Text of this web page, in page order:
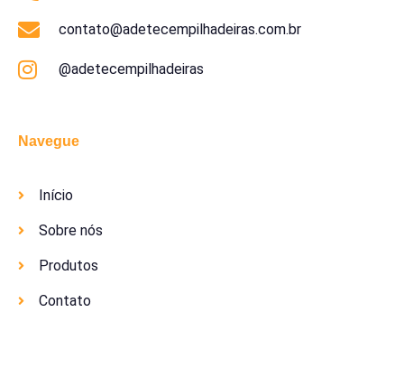
Navegue
Início
Sobre nós
Produtos
Contato
contato@adetecempilhadeiras.com.br
@adetecempilhadeiras